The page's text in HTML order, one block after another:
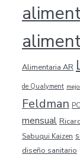
Alimentaria AR
de Qualyment
Feldman
mensual
Sabuqui Kaizen
diseño sanitario